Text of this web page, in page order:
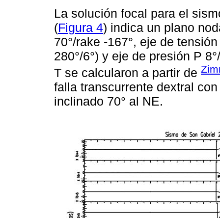
La solución focal para el
(Figura 4) indica un plano
70°/rake -167°, eje de
280°/6°) y eje de presión P
T se calcularon a partir de
falla transcurrente dextral
inclinado 70° al NE.